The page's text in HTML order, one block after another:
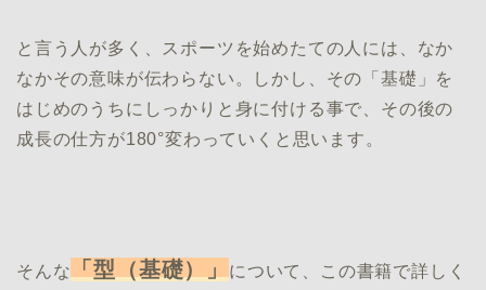
と言う人が多く、スポーツを始めたての人には、なか
なかその意味が伝わらない。しかし、その「基礎」を
はじめのうちにしっかりと身に付ける事で、その後の
成長の仕方が180°変わっていくと思います。
そんな 「型（基礎）」
について、この書籍で詳しく